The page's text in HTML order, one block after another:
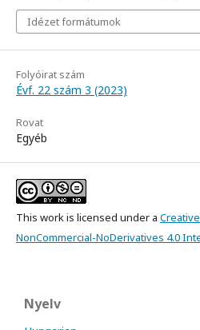
Idézet formátumok
Folyóirat szám
Évf. 22 szám 3 (2023)
Rovat
Egyéb
This work is licensed under a
NonCommercial-NoDerivatives 4.0
Nyelv